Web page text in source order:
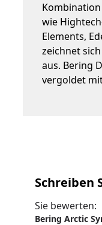
wie
Elements,
zeichnet
aus. Bering
vergoldet
Schreiben
Sie bewerten:
Bering Arctic